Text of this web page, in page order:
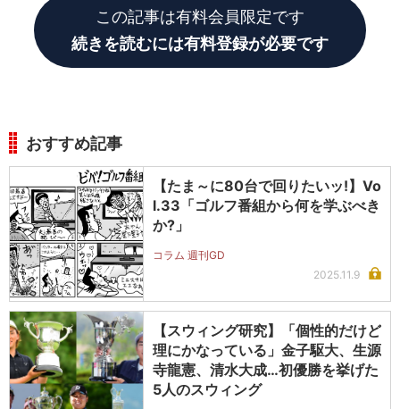
この記事は有料会員限定です
続きを読むには有料登録が必要です
おすすめ記事
【たま～に80台で回りたいッ!】Vo
l.33「ゴルフ番組から何を学ぶべき
か?」
コラム 週刊GD
2025.11.9
【スウィング研究】「個性的だけど
理にかなっている」金子駆大、生源
寺龍憲、清水大成…初優勝を挙げた
5人のスウィング